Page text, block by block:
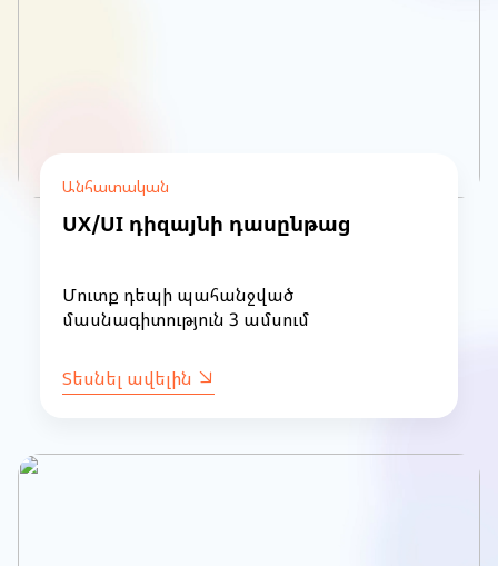
Անհատական
UX/UI դիզայնի դասընթաց
Մուտք դեպի պահանջված
մասնագիտություն 3 ամսում
Տեսնել ավելին